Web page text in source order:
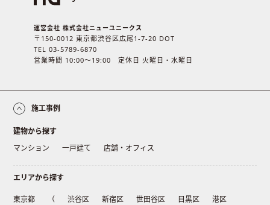
運営会社 株式会社ニューユニークス
〒150-0012 東京都渋谷区広尾1-7-20 DOT
TEL 03-5789-6870
営業時間 10:00〜19:00 定休日 火曜日・水曜日
施工事例
建物から探す
マンション
一戸建て 店舗・オフィス
エリアから探す
東京都 （ 渋谷区 新宿区 世田谷区 目黒区
港区